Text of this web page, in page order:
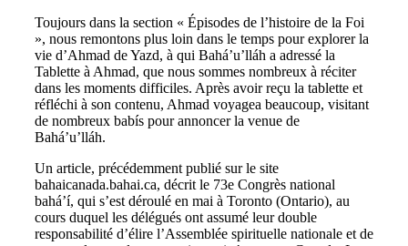
Toujours dans la section « Épisodes de l’histoire de la Foi
», nous remontons plus loin dans le temps pour explorer la
vie d’Ahmad de Yazd, à qui Bahá’u’lláh a adressé la
Tablette à Ahmad, que nous sommes nombreux à réciter
dans les moments difficiles. Après avoir reçu la tablette et
réfléchi à son contenu, Ahmad voyagea beaucoup, visitant
de nombreux babís pour annoncer la venue de
Bahá’u’lláh.
Un article, précédemment publié sur le site
bahaicanada.bahai.ca, décrit le 73e Congrès national
bahá’í, qui s’est déroulé en mai à Toronto (Ontario), au
cours duquel les délégués ont assumé leur double
responsabilité d’élire l’Assemblée spirituelle nationale et de